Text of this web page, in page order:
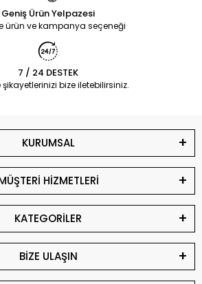
Geniş Ürün Yelpazesi
ürün ve kampanya seçeneği
7 / 24 DESTEK
şikayetlerinizi bize iletebilirsiniz.
KURUMSAL
HİZMETLERİ
KATEGORİLER
BİZE ULAŞIN